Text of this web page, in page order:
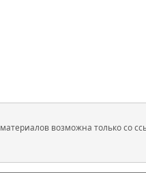
возможна только со